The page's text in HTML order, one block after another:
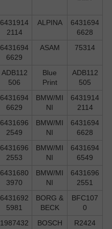
6431914
2114
ALPINA
6431694
6628
6431694
6629
ASAM 75314
ADB112
506
Blue
Print
ADB112
505
6431694
6629
BMW/MI
NI
6431914
2114
6431696
2549
BMW/MI
NI
6431694
6628
6431696
2553
BMW/MI
NI
6431694
6549
6431680
3970
BMW/MI
NI
6431696
2551
6431692
5981
BORG &
BECK
BFC107
0
1987432
BOSCH R2424